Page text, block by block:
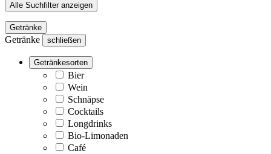
Alle Suchfilter anzeigen
Getränke
Getränke schließen
Getränkesorten
Bier
Wein
Schnäpse
Cocktails
Longdrinks
Bio-Limonaden
Café